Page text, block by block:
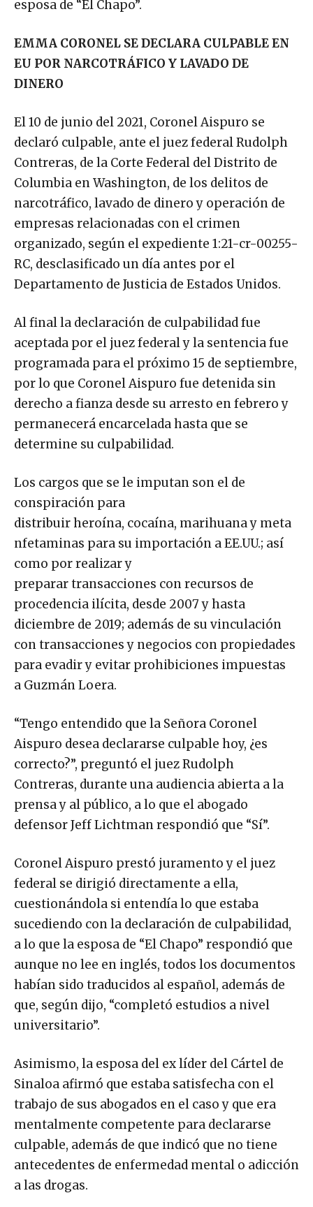
EMMA CORONEL SE DECLARA CULPABLE EN
EU POR NARCOTRÁFICO Y LAVADO DE
DINERO
El 10 de junio del 2021, Coronel Aispuro se
declaró culpable, ante el juez federal Rudolph
Contreras, de la Corte Federal del Distrito de
Columbia en Washington, de los delitos de
narcotráfico, lavado de dinero y operación de
empresas relacionadas con el crimen
organizado, según el expediente 1:21-cr-00255-
RC, desclasificado un día antes por el
Departamento de Justicia de Estados Unidos.
Al final la declaración de culpabilidad fue
aceptada por el juez federal y la sentencia fue
programada para el próximo 15 de septiembre,
por lo que Coronel Aispuro fue detenida sin
derecho a fianza desde su arresto en febrero y
permanecerá encarcelada hasta que se
determine su culpabilidad.
Los cargos que se le imputan son el de
conspiración para
distribuir heroína, cocaína, marihuana y meta
nfetaminas para su importación a EE.UU.; así
como por realizar y
preparar transacciones con recursos de
procedencia ilícita, desde 2007 y hasta
diciembre de 2019; además de su vinculación
con transacciones y negocios con propiedades
para evadir y evitar prohibiciones impuestas
a Guzmán Loera.
“Tengo entendido que la Señora Coronel
Aispuro desea declararse culpable hoy, ¿es
correcto?”, preguntó el juez Rudolph
Contreras, durante una audiencia abierta a la
prensa y al público, a lo que el abogado
defensor Jeff Lichtman respondió que “Sí”.
Coronel Aispuro prestó juramento y el juez
federal se dirigió directamente a ella,
cuestionándola si entendía lo que estaba
sucediendo con la declaración de culpabilidad,
a lo que la esposa de “El Chapo” respondió que
aunque no lee en inglés, todos los documentos
habían sido traducidos al español, además de
que, según dijo, “completó estudios a nivel
universitario”.
Asimismo, la esposa del ex líder del Cártel de
Sinaloa afirmó que estaba satisfecha con el
trabajo de sus abogados en el caso y que era
mentalmente competente para declararse
culpable, además de que indicó que no tiene
antecedentes de enfermedad mental o adicción
a las drogas.